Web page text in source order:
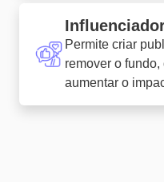
Permite criar
remover o
aumentar o